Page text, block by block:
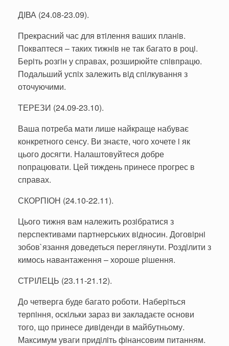
ДIВА (24.08-23.09).
Прекрасний час для втiлення ваших планiв.
Покваптеся – таких тижнiв не так багато в роцi.
Берiть розгiн у справах, розширюйте спiвпрацю.
Подальший успiх залежить вiд спiлкування з
оточуючими.
ТЕРЕЗИ (24.09-23.10).
Ваша потреба мати лише найкраще набуває
конкретного сенсу. Ви знаєте, чого хочете i як
цього досягти. Налаштовуйтеся добре
попрацювати. Цей тиждень принесе прогрес в
справах.
СКОРПIОН (24.10-22.11).
Цього тижня вам належить розiбратися з
перспективами партнерських вiдносин. Договiрнi
зобов`язання доведеться переглянути. Роздiлити з
кимось навантаження – хороше рiшення.
СТРIЛЕЦЬ (23.11-21.12).
До четверга буде багато роботи. Наберiться
терпiння, оскiльки зараз ви закладаєте основи
того, що принесе дивiденди в майбутньому.
Максимум уваги придiлiть фiнансовим питанням.